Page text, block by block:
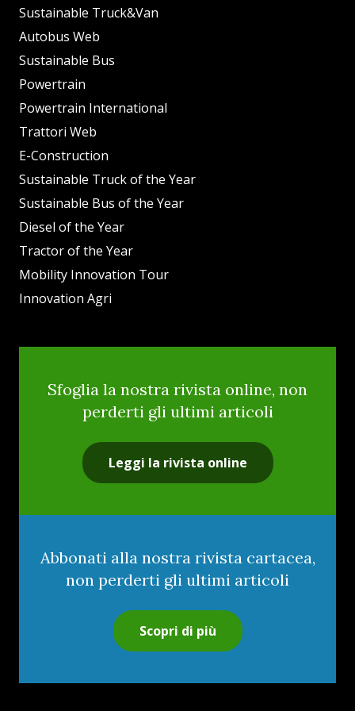
Sustainable Truck&Van
Autobus Web
Sustainable Bus
Powertrain
Powertrain International
Trattori Web
E-Construction
Sustainable Truck of the Year
Sustainable Bus of the Year
Diesel of the Year
Tractor of the Year
Mobility Innovation Tour
Innovation Agri
Sfoglia la nostra rivista online, non
perderti gli ultimi articoli
Leggi la rivista online
Abbonati alla nostra rivista cartacea,
non perderti gli ultimi articoli
Scopri di più